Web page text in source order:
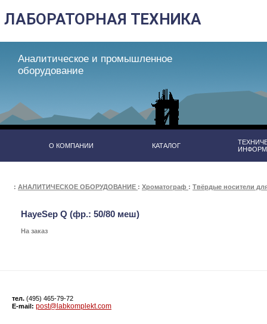
Аналитическое и промышленное
оборудование
О КОМПАНИИ КАТАЛОГ
: АНАЛИТИЧЕСКОЕ ОБОРУДОВАНИЕ : Хроматограф : Твёрдые носители
HayeSep Q (фр.: 50/80 меш)
На заказ
тел. (495) 465-79-72
E-mail: post@labkomplekt.com